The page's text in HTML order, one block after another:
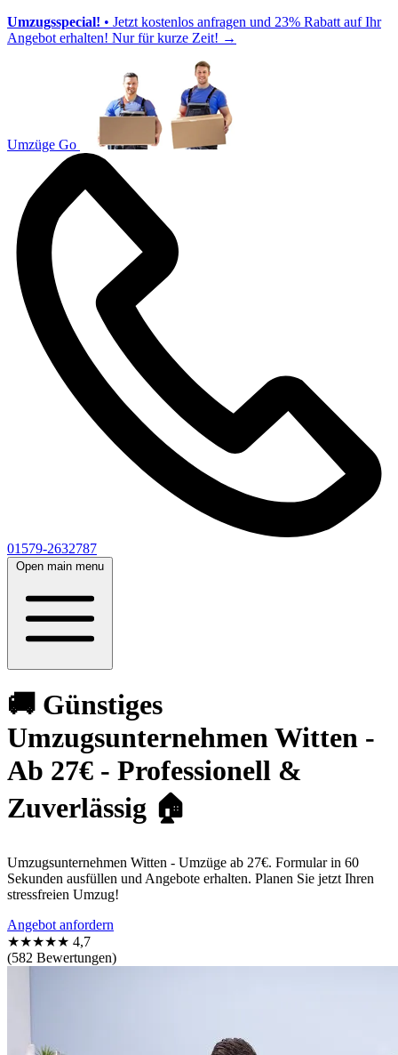
Umzugsspecial! • Jetzt kostenlos anfragen und 23% Rabatt auf Ihr
Angebot erhalten! Nur für kurze Zeit! →
Umzüge Go
01579-2632787
Open main menu
🚚 Günstiges
Umzugsunternehmen Witten -
Ab 27€ - Professionell &
Zuverlässig 🏠
Umzugsunternehmen Witten - Umzüge ab 27€. Formular in 60
Sekunden ausfüllen und Angebote erhalten. Planen Sie jetzt Ihren
stressfreien Umzug!
Angebot anfordern
★★★★★ 4,7
(582 Bewertungen)